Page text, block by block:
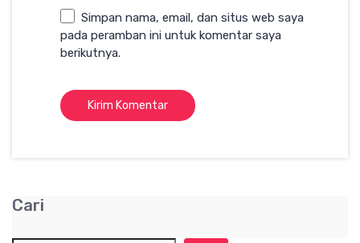
Simpan nama, email, dan situs web saya
pada peramban ini untuk komentar saya
berikutnya.
Cari